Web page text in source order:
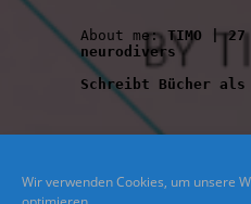
Wir verwenden Cookies, um unsere
About me: TIMO |
neurodivers
Schreibt Bücher als